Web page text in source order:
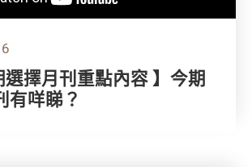
選擇月刊重點內容 】今期
有咩睇？